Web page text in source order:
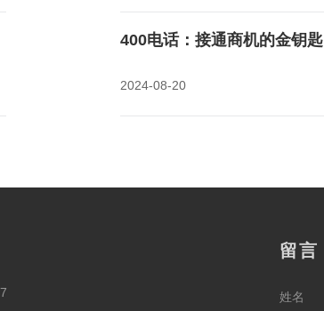
400电话：接通商机的金钥匙
2024-08-20
留言